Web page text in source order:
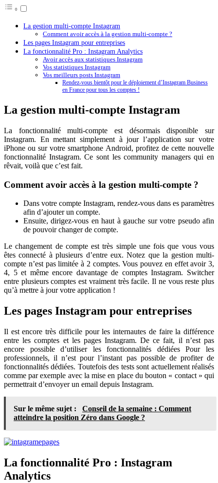
La gestion multi-compte Instagram
Comment avoir accès à la gestion multi-compte ?
Les pages Instagram pour entreprises
La fonctionnalité Pro : Instagram Analytics
Avoir accès aux statistiques Instagram
Vos statistiques Instagram
Vos meilleurs posts Instagram
Rendez-vous bientôt pour le déploiement d’Instagram Business
en France pour tous les comptes !
La gestion multi-compte Instagram
La fonctionnalité multi-compte est désormais disponible sur
Instagram. En mettant simplement à jour l’application sur votre
iPhone ou sur votre smartphone Android, profitez de cette nouvelle
fonctionnalité Instagram. Ce sont les community managers qui en
rêvait, voilà que c’est fait.
Comment avoir accès à la gestion multi-compte ?
Dans votre compte Instagram, rendez-vous dans es paramètres
afin d’ajouter un compte.
Ensuite, dirigez-vous en haut à gauche sur votre pseudo afin
de pouvoir changer de compte.
Le changement de compte est très simple une fois que vous vous
êtes connecté à plusieurs d’entre eux. Notez que la gestion multi-
compte n’est pas limitée à 2 comptes. Vous pouvez en effet avoir 3,
4, 5 et même encore davantage de comptes Instagram. Switcher
entre plusieurs comptes est vraiment très facile. Il ne vous reste plus
qu’à mettre à jour votre application !
Les pages Instagram pour entreprises
Il est encore très difficile pour les internautes de faire la différence
entre les comptes et les pages Instagram. De ce fait, il n’est pas
encore possible d’utiliser les fonctionnalités dédiées Pour les
professionnels, il n’est pour l’instant pas possible de profiter de
fonctionnalités dédiées. Toutefois des tests sont actuellement réalisés
comme par exemple avec la mise en place du bouton « contact » qui
permettrait d’envoyer un email depuis Instagram.
Sur le même sujet :
Conseil de la semaine : Comment
atteindre la position Zéro dans Google ?
La fonctionnalité Pro : Instagram
Analytics